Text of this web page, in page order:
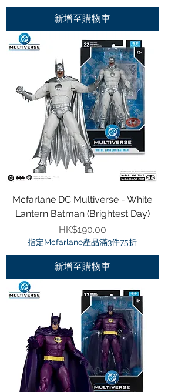
新增至購物車
Mcfarlane DC Multiverse - White
Lantern Batman (Brightest Day)
價格
HK$190.00
指定Mcfarlane產品滿3件75折
新增至購物車